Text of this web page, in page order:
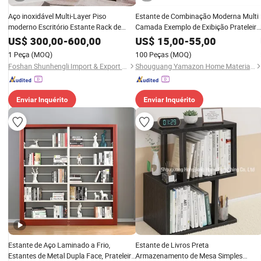
Aço inoxidável Multi-Layer Piso
moderno Escritório Estante Rack de
exibição
US$ 300,00-600,00
1 Peça (MOQ)
Foshan Shunhengli Import & Export Co., Ltd.
Enviar Inquérito
Estante de Combinação Moderna Multi
Camada Exemplo de Exibição Prateleira
Rack
US$ 15,00-55,00
100 Peças (MOQ)
Shouguang Yamazon Home Materials Co., Ltd.
Enviar Inquérito
Estante de Aço Laminado a Frio,
Estantes de Metal Dupla Face, Prateleira
Estante de Livros Preta
Armazenamento de Mesa Simples